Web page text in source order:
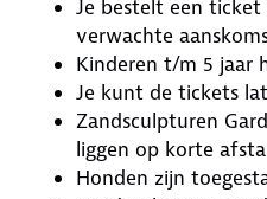
Je bestelt een
verwachte
Kinderen t/m 5 jaar
Je kunt de tickets
Zandsculpturen
liggen op korte
Honden zijn